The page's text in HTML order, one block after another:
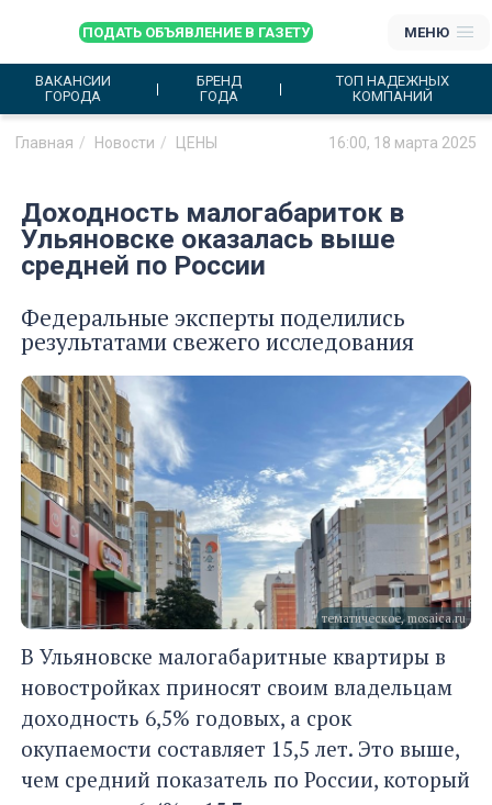
ПОДАТЬ ОБЪЯВЛЕНИЕ В ГАЗЕТУ МЕНЮ
ВАКАНСИИ
ГОРОДА
БРЕНД
ГОДА
ТОП НАДЕЖНЫХ
КОМПАНИЙ
Главная Новости ЦЕНЫ 16:00, 18 марта 2025
Доходность малогабариток в
Ульяновске оказалась выше
средней по России
Федеральные эксперты поделились
результатами свежего исследования
тематическое, mosaica.ru
В Ульяновске малогабаритные квартиры в
новостройках приносят своим владельцам
доходность 6,5% годовых, а срок
окупаемости составляет 15,5 лет. Это выше,
чем средний показатель по России, который